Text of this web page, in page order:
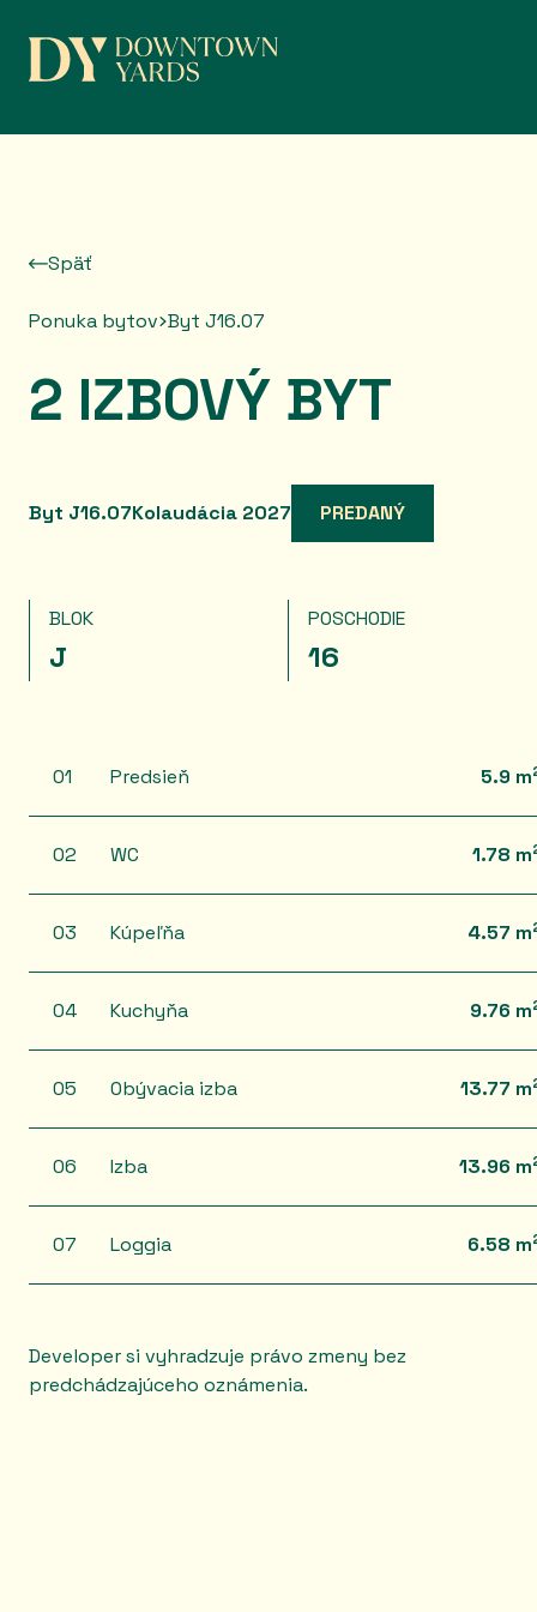
Späť
Ponuka bytov Byt J16.07
2 IZBOVÝ BYT
Byt J16.07Kolaudácia 2027 PREDANÝ
BLOK
J
POSCHODIE
16
01 Predsieň 5.9 m
02 WC 1.78 m
03 Kúpeľňa 4.57 m
04 Kuchyňa 9.76 m
05 Obývacia izba 13.77 m
06 Izba 13.96 m
07 Loggia 6.58 m
Developer si vyhradzuje právo zmeny bez
predchádzajúceho oznámenia.